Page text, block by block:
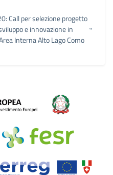
Call per selezione progetto
e innovazione in
Interna Alto Lago Como